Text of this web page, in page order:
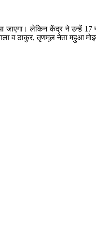
जाएगा। लेकिन केंद्र ने उन्हें
व ठाकुर, तृणमूल नेता महुआ